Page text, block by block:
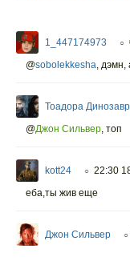
1_447174973 ○
@sobolekkesha, дэмн,
Тоадора Динозавр
@Джон Сильвер, топ
kott24 ○ 22:30
еба,ты жив еще
Джон Сильвер ○